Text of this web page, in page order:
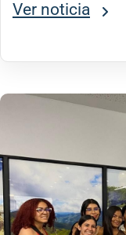
La iniciativa invitó a
Ver noticia